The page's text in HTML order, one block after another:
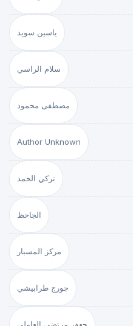
ياسين سويد
سلام الراسي
مصطفى محمود
Author Unknown
تركي الحمد
الجاحظ
مركز المسبار
جورج طرابيشي